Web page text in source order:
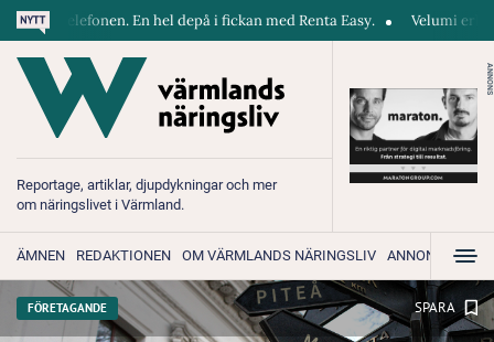
En hel depå i fickan med Renta Easy. Velumi erbjuder ett
Reportage, artiklar, djupdykningar och mer
om näringslivet i Värmland.
ANNONS
ÄMNEN REDAKTIONEN OM VÄRMLANDS NÄRINGSLIV ANNONSERA
FÖRETAGANDE SPARA